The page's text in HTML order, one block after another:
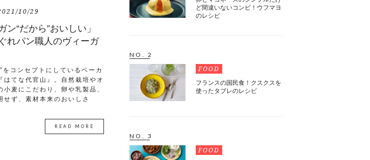
10/29
ン“だから”おいしい」
れパン職人のヴィーガ
をコンセプトにしているベーカ
はてな代官山』。自然栽培やオ
小麦にこだわり、卵や乳製品、
せず、素材本来のおいしさ
READ MORE
ど間違いないコンビ！ウフマヨ
のレシピ
NO. 2
FOOD
フランスの国民食！クスクスを
使ったタブレのレシピ
NO. 3
FOOD